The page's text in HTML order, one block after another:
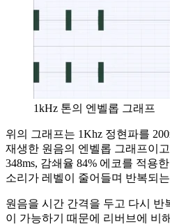
1kHz 톤의 엔벨롭 그래프
위의 그래프는 1Khz 정현파를
재생한 원음의 엔벨롭 그래프이
348ms, 감쇄율 84% 에코를 적용
소리가 레벨이 줄어들며 반복되
원음을 시간 간격을 두고 다시 반
이 가능하기 때문에 리버브에 비